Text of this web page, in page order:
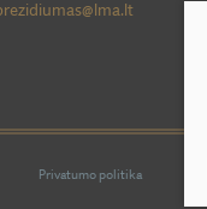
Privatumo politika